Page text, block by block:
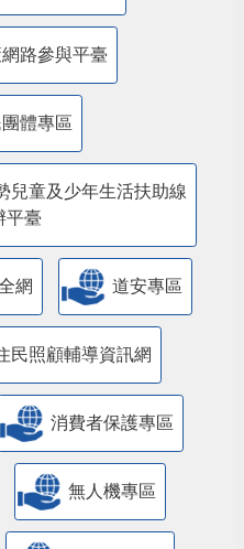
路參與平臺
體專區
兒童及少年生活扶助線
平臺
網 道安專區
民照顧輔導資訊網
消費者保護專區
無人機專區